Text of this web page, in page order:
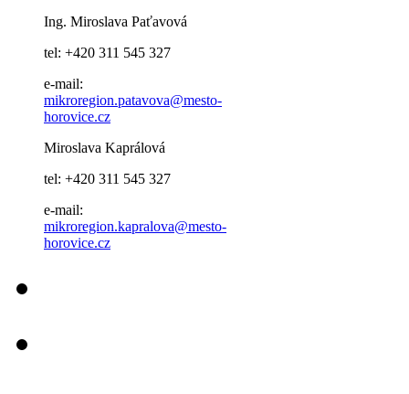
Ing. Miroslava Paťavová
tel: +420 311 545 327
e-mail:
mikroregion.patavova@mesto-
horovice.cz
Miroslava Kaprálová
tel: +420 311 545 327
e-mail:
mikroregion.kapralova@mesto-
horovice.cz